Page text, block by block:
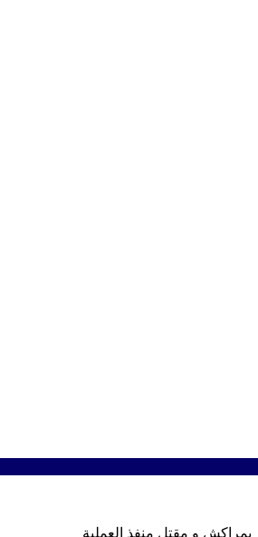
و مقتل منفذ العملية